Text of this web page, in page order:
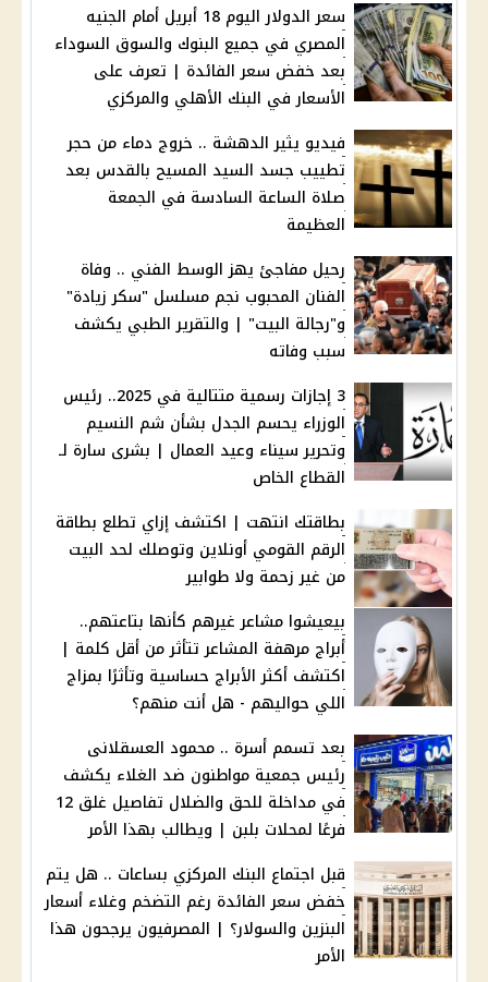
سعر الدولار اليوم 18 أبريل أمام الجنيه
المصري في جميع البنوك والسوق السوداء
بعد خفض سعر الفائدة | تعرف على
الأسعار في البنك الأهلي والمركزي
فيديو يثير الدهشة .. خروج دماء من حجر
تطييب جسد السيد المسيح بالقدس بعد
صلاة الساعة السادسة في الجمعة
العظيمة
رحيل مفاجئ يهز الوسط الفني .. وفاة
الفنان المحبوب نجم مسلسل "سكر زيادة"
و"رجالة البيت" | والتقرير الطبي يكشف
سبب وفاته
3 إجازات رسمية متتالية في 2025.. رئيس
الوزراء يحسم الجدل بشأن شم النسيم
وتحرير سيناء وعيد العمال | بشرى سارة لـ
القطاع الخاص
بطاقتك انتهت | اكتشف إزاي تطلع بطاقة
الرقم القومي أونلاين وتوصلك لحد البيت
من غير زحمة ولا طوابير
بيعيشوا مشاعر غيرهم كأنها بتاعتهم..
أبراج مرهفة المشاعر تتأثر من أقل كلمة |
اكتشف أكثر الأبراج حساسية وتأثرًا بمزاج
اللي حواليهم - هل أنت منهم؟
بعد تسمم أسرة .. محمود العسقلانى
رئيس جمعية مواطنون ضد الغلاء يكشف
في مداخلة للحق والضلال تفاصيل غلق 12
فرعًا لمحلات بلبن | ويطالب بهذا الأمر
قبل اجتماع البنك المركزي بساعات .. هل يتم
خفض سعر الفائدة رغم التضخم وغلاء أسعار
البنزين والسولار؟ | المصرفيون يرجحون هذا
الأمر